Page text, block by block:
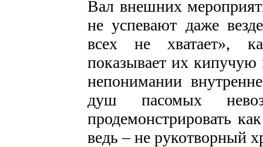
Вал внешних
не успевают даже
всех не хватает»,
показывает их
непонимании
душ пасомых
продемонстрировать
ведь – не рукотворный